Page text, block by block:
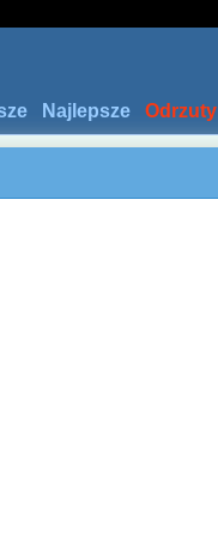
Odrzuty
Najlepsze